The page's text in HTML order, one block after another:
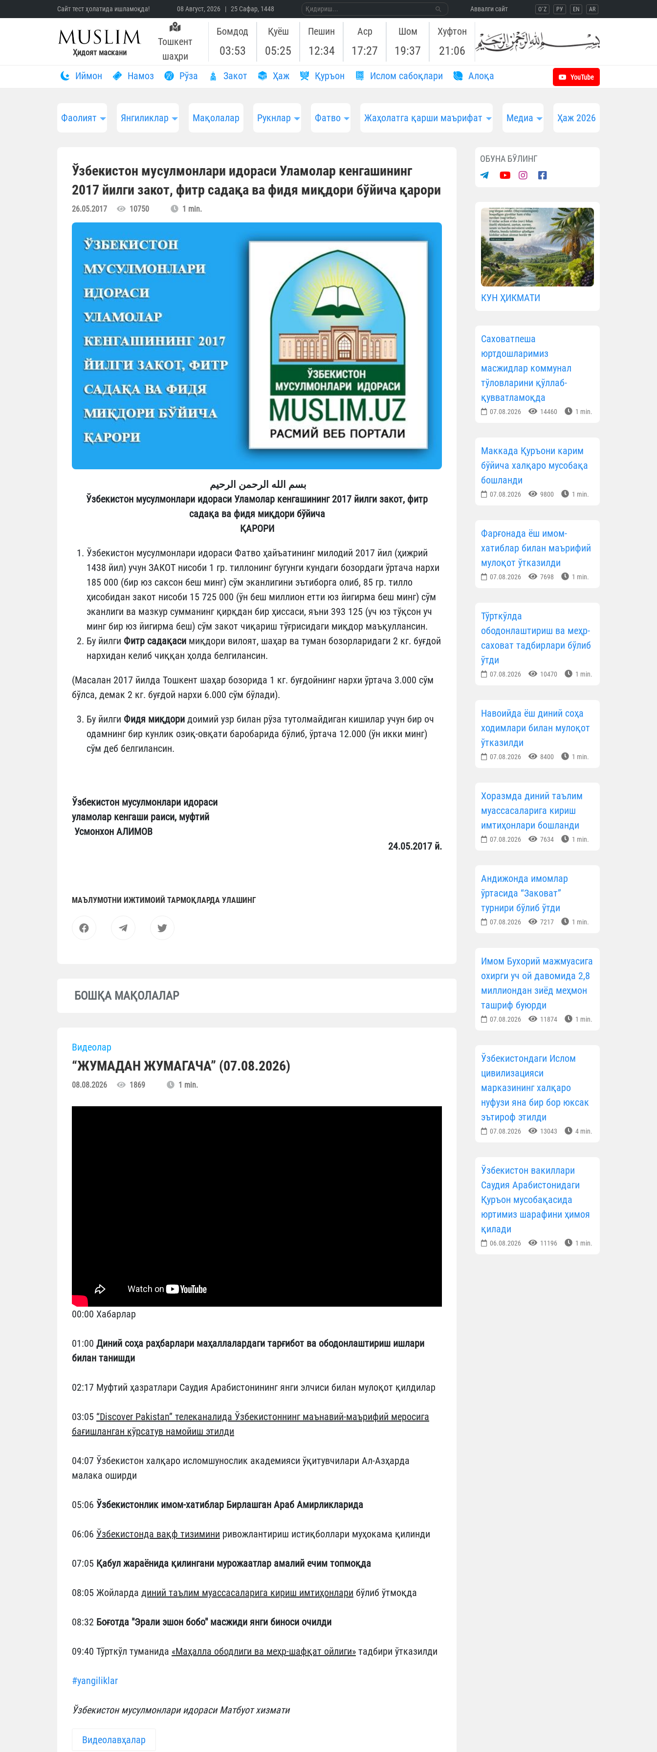
Сайт тест ҳолатида ишламоқда! 08 Август, 2026 | 25 Сафар, 1448 Aввалги сайт O`Z РУ EN AR
Ҳидоят маскани
Тошкент
шаҳри
Бомдод
03:53
Қуёш
05:25
Пешин
12:34
Аср
17:27
Шом
19:37
Хуфтон
21:06
Иймон Намоз Рўза Закот Ҳаж Қуръон Ислом сабоқлари Aлоқа YouTube
Фаолият Янгиликлар Мақолалар Рукнлар Фатво Жаҳолатга қарши маърифат Медиа Ҳаж 2026
Ўзбекистон мусулмонлари идораси Уламолар кенгашининг
2017 йилги закот, фитр садақа ва фидя миқдори бўйича қарори
26.05.2017 10750 1 min.
بسم الله الرحمن الرحيم
Ўзбекистон мусулмонлари идораси Уламолар кенгашининг 2017 йилги закот, фитр
садақа ва фидя миқдори бўйича
ҚАРОРИ
Ўзбекистон мусулмонлари идораси Фатво ҳайъатининг милодий 2017 йил (ҳижрий
1438 йил) учун ЗАКОТ нисоби 1 гр. тиллонинг бугунги кундаги бозордаги ўртача нархи
185 000 (бир юз саксон беш минг) сўм эканлигини эътиборга олиб, 85 гр. тилло
ҳисобидан закот нисоби 15 725 000 (ўн беш миллион етти юз йигирма беш минг) сўм
эканлиги ва мазкур сумманинг қирқдан бир ҳиссаси, яъни 393 125 (уч юз тўқсон уч
минг бир юз йигирма беш) сўм закот чиқариш тўғрисидаги миқдор маъқуллансин.
Бу йилги Фитр садақаси миқдори вилоят, шаҳар ва туман бозорларидаги 2 кг. буғдой
нархидан келиб чиққан ҳолда белгилансин.
(Масалан 2017 йилда Тошкент шаҳар бозорида 1 кг. буғдойнинг нархи ўртача 3.000 сўм
бўлса, демак 2 кг. буғдой нархи 6.000 сўм бўлади).
Бу йилги Фидя миқдори доимий узр билан рўза тутолмайдиган кишилар учун бир оч
одамнинг бир кунлик озиқ-овқати баробарида бўлиб, ўртача 12.000 (ўн икки минг)
сўм деб белгилансин.
Ўзбекистон мусулмонлари идораси
уламолар кенгаши раиси, муфтий
Усмонхон АЛИМОВ
24.05.2017 й.
МАЪЛУМОТНИ ИЖТИМОИЙ ТАРМОҚЛАРДА УЛАШИНГ
БОШҚА МАҚОЛАЛАР
Видеолар
“ЖУМАДАН ЖУМАГАЧА” (07.08.2026)
08.08.2026 1869 1 min.
00:00 Хабарлар
01:00 Диний соҳа раҳбарлари маҳаллалардаги тарғибот ва ободонлаштириш ишлари
билан танишди
02:17 Муфтий ҳазратлари Саудия Арабистонининг янги элчиси билан мулоқот қилдилар
03:05 “Discover Pakistan” телеканалида Ўзбекистоннинг маънавий-маърифий меросига
бағишланган кўрсатув намойиш этилди
04:07 Ўзбекистон халқаро исломшунослик академияси ўқитувчилари Ал-Азҳарда
малака оширди
05:06 Ўзбекистонлик имом-хатиблар Бирлашган Араб Амирликларида
06:06 Ўзбекистонда вақф тизимини ривожлантириш истиқболлари муҳокама қилинди
07:05 Қабул жараёнида қилингани мурожаатлар амалий ечим топмоқда
08:05 Жойларда диний таълим муассасаларига кириш имтиҳонлари бўлиб ўтмоқда
08:32 Боғотда "Эрали эшон бобо" масжиди янги биноси очилди
09:40 Тўрткўл туманида «Маҳалла ободлиги ва меҳр-шафқат ойлиги» тадбири ўтказилди
#yangiliklar
Ўзбекистон мусулмонлари идораси Матбуот хизмати
Видеолавҳалар
ОБУНА БЎЛИНГ
КУН ҲИКМАТИ
Саховатпеша
юртдошларимиз
масжидлар коммунал
тўловларини қўллаб-
қувватламоқда
07.08.2026 14460 1 min.
Маккада Қуръони карим
бўйича халқаро мусобақа
бошланди
07.08.2026 9800 1 min.
Фарғонада ёш имом-
хатиблар билан маърифий
мулоқот ўтказилди
07.08.2026 7698 1 min.
Тўрткўлда
ободонлаштириш ва меҳр-
саховат тадбирлари бўлиб
ўтди
07.08.2026 10470 1 min.
Навоийда ёш диний соҳа
ходимлари билан мулоқот
ўтказилди
07.08.2026 8400 1 min.
Хоразмда диний таълим
муассасаларига кириш
имтиҳонлари бошланди
07.08.2026 7634 1 min.
Андижонда имомлар
ўртасида “Заковат”
турнири бўлиб ўтди
07.08.2026 7217 1 min.
Имом Бухорий мажмуасига
охирги уч ой давомида 2,8
миллиондан зиёд меҳмон
ташриф буюрди
07.08.2026 11874 1 min.
Ўзбекистондаги Ислом
цивилизацияси
марказининг халқаро
нуфузи яна бир бор юксак
эътироф этилди
07.08.2026 13043 4 min.
Ўзбекистон вакиллари
Саудия Арабистонидаги
Қуръон мусобақасида
юртимиз шарафини ҳимоя
қилади
06.08.2026 11196 1 min.